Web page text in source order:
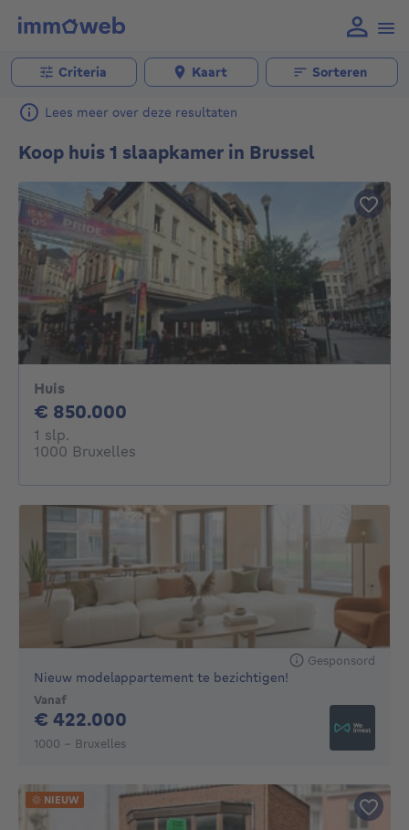
Criteria Kaart Sorteren
Lees meer over deze resultaten
Koop huis 1 slaapkamer in Brussel
Huis
€ 850.000
1 slp.
1000 Bruxelles
Gesponsord
Nieuw modelappartement te bezichtigen!
Vanaf
€ 422.000
1000 - Bruxelles
NIEUW